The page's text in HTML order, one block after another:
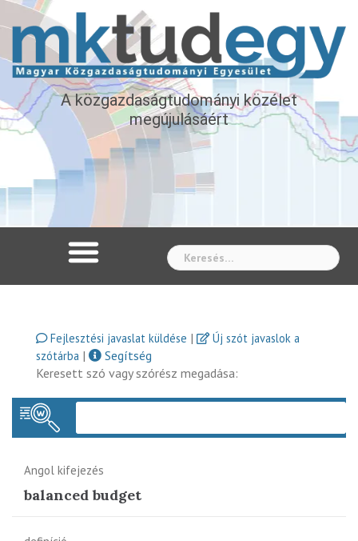
A közgazdaságtudományi közélet
megújulásáért
Fejlesztési javaslat küldése |
Új szót javaslok a
szótárba |
Segítség
Keresett szó vagy szórész megadása:
Angol kifejezés
balanced budget